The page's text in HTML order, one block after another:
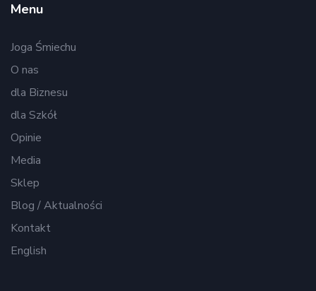
Menu
Joga Śmiechu
O nas
dla Biznesu
dla Szkół
Opinie
Media
Sklep
Blog / Aktualności
Kontakt
English